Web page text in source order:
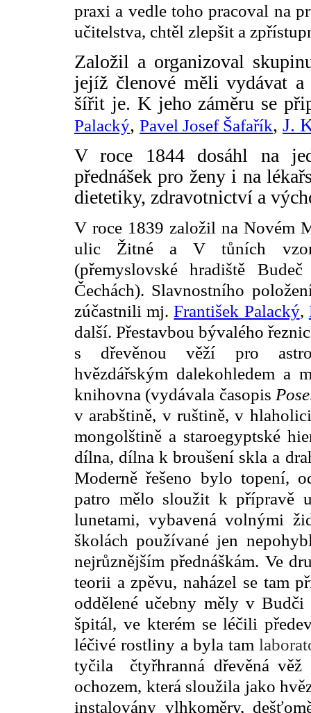
praxi a vedle toho pracoval na
učitelstva, chtěl zlepšit a
Založil a organizoval
jejíž členové měli vydávat a
šířit je. K jeho záměru se
Palacký, Pavel Josef Šafařík, J.
V roce 1844 dosáhl na
přednášek pro ženy i na
dietetiky, zdravotnictví a
V roce 1839 založil na Novém
ulic Žitné a V tůních
(přemyslovské hradiště
Čechách). Slavnostního
zúčastnili mj.František Palacký,
další. Přestavbou bývalého
s dřevěnou věží pro
hvězdářským dalekohledem a
knihovna (vydávala časopis
v arabštině, v ruštině, v
mongolštině a staroegyptské
dílna, dílna k broušení skla a
Moderně řešeno bylo topení,
patro mělo sloužit k přípravě
lunetami, vybavená volnými
školách používané jen
nejrůznějším přednáškám. Ve
teorii a zpěvu, naházel se tam
oddělené učebny měly v
špitál, ve kterém se léčili
léčivé rostliny a byla tam
tyčila čtyřhranná dřevěná věž
ochozem, která sloužila jako
instalovány vlhkoměry,